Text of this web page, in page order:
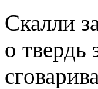
Скалли
о твердь